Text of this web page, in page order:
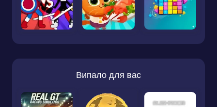
Випало для вас